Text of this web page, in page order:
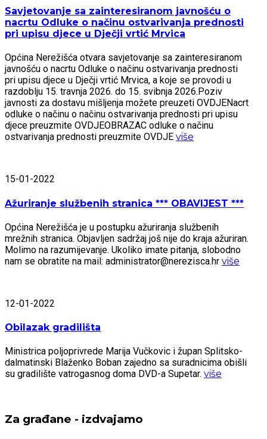
Savjetovanje sa zainteresiranom javnošću o
nacrtu Odluke o načinu ostvarivanja prednosti
pri upisu djece u Dječji vrtić Mrvica
Općina Nerežišća otvara savjetovanje sa zainteresiranom
javnošću o nacrtu Odluke o načinu ostvarivanja prednosti
pri upisu djece u Dječji vrtić Mrvica, a koje se provodi u
razdoblju 15. travnja 2026. do 15. svibnja 2026.Poziv
javnosti za dostavu mišljenja možete preuzeti OVDJENacrt
odluke o načinu o načinu ostvarivanja prednosti pri upisu
djece preuzmite OVDJEOBRAZAC odluke o načinu
ostvarivanja prednosti preuzmite OVDJE više
15-01-2022
Ažuriranje službenih stranica *** OBAVIJEST ***
Općina Nerežišća je u postupku ažuriranja službenih
mrežnih stranica. Objavljen sadržaj još nije do kraja ažuriran.
Molimo na razumijevanje. Ukoliko imate pitanja, slobodno
nam se obratite na mail: administrator@nerezisca.hr više
12-01-2022
Obilazak gradilišta
Ministrica poljoprivrede Marija Vučkovic i župan Splitsko-
dalmatinski Blaženko Boban zajedno sa suradnicima obišli
su gradilište vatrogasnog doma DVD-a Supetar. više
Za građane - izdvajamo